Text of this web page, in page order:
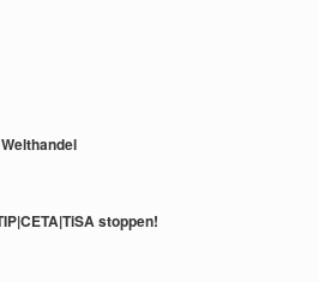
stoppen!